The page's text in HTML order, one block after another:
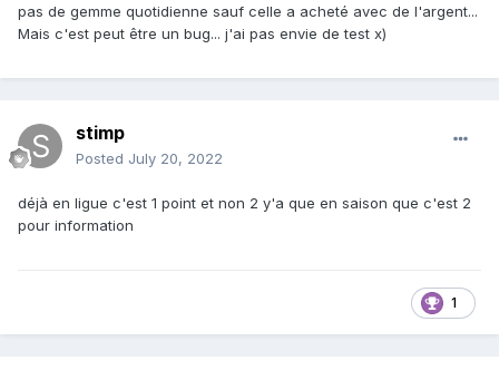
pas de gemme quotidienne sauf celle a acheté avec de l'argent...
Mais c'est peut être un bug... j'ai pas envie de test x)
stimp
Posted July 20, 2022
déjà en ligue c'est 1 point et non 2 y'a que en saison que c'est 2
pour information
1